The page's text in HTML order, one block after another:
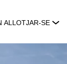
ALLOTJAR-SE